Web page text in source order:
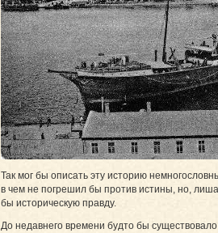
Так мог бы описать эту историю
в чем не погрешил бы против истины, но,
бы историческую правду.
До недавнего времени будто бы